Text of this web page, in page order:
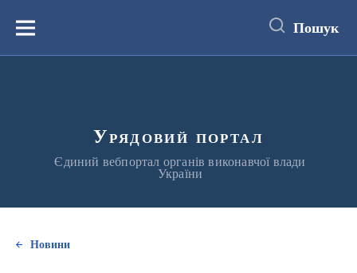
вмістуМеню Пошук
Урядовий портал
Єдиний вебпортал органів виконавчої влади
України
Новини